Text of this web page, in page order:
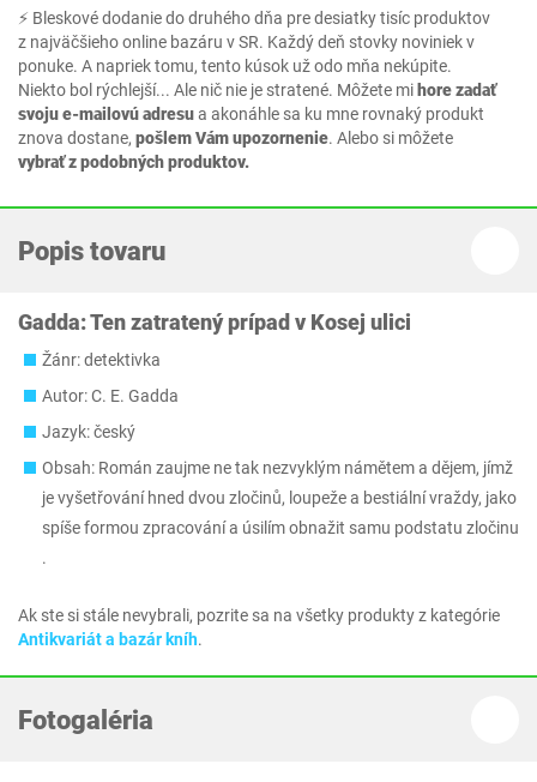
⚡ Bleskové dodanie do druhého dňa pre desiatky tisíc produktov
z najväčšieho online bazáru v SR. Každý deň stovky noviniek v
ponuke. A napriek tomu, tento kúsok už odo mňa nekúpite.
Niekto bol rýchlejší... Ale nič nie je stratené. Môžete mihore zadať
svoju e-mailovú adresua akonáhle sa ku mne rovnaký produkt
znova dostane, pošlem Vám upozornenie. Alebo si môžete
vybrať z podobných produktov.
Popis tovaru
Gadda: Ten zatratený prípad v Kosej ulici
Žánr: detektivka
Autor: C. E. Gadda
Jazyk: český
Obsah: Román zaujme ne tak nezvyklým námětem a dějem, jímž
je vyšetřování hned dvou zločinů, loupeže a bestiální vraždy, jako
spíše formou zpracování a úsilím obnažit samu podstatu zločinu
.
Ak ste si stále nevybrali, pozrite sa na všetky produkty z kategórie
Antikvariát a bazár kníh.
Fotogaléria